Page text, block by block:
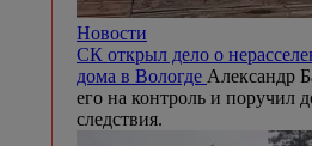
Новости
СК открыл дело о
дома в Вологде Александр
его на контроль и поручил
следствия.